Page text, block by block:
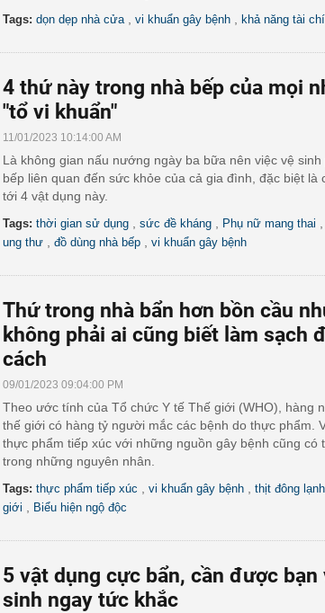
Tags: dọn dẹp nhà cửa vi khuẩn gây bệnh khả năng tài
4 thứ này trong nhà bếp của mọi
"tổ vi khuẩn"
11/01/2023 10:14:00 AM
Là không gian nấu nướng ngày ba bữa nên việc vệ sinh
bếp liên quan đến sức khỏe của cả gia đình, đặc biệt là
tới 4 vật dụng này.
Tags: thời gian sử dụng sức đề kháng Phụ nữ mang thai
ung thư
đồ dùng nhà bếp vi khuẩn gây bệnh
Thứ trong nhà bẩn hơn bồn cầu
không phải ai cũng biết làm sạch
cách
09/01/2023 09:04:00 PM
Theo ước tính của Tổ chức Y tế Thế giới (WHO), hàng
thế giới có hàng tỷ người mắc các bệnh do thực phẩm.
thực phẩm tiếp xúc với những nguồn gây bệnh cũng có
trong những nguyên nhân.
Tags: thực phẩm tiếp xúc vi khuẩn gây bệnh thịt đông lạnh
giới
Biểu hiện ngộ độc
5 vật dụng cực bẩn, cần được bạn
sinh ngay tức khắc